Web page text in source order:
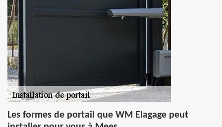
Les formes de portail que WM Elagage peut